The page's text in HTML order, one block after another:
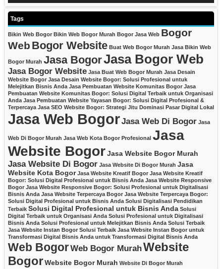
Tags
Bikin Web Bogor Bikin Web Bogor Murah Bogor Jasa Web Bogor
Web Bogor Website Buat Web Bogor Murah Jasa Bikin Web
Bogor Murah Jasa BogorJasa Bogor Web
Jasa Bogor Website Jasa Buat Web Bogor Murah Jasa Desain
Website Bogor Jasa Desain Website Bogor: Solusi Profesional untuk
Melejitkan Bisnis Anda Jasa Pembuatan Website Komunitas Bogor Jasa
Pembuatan Website Komunitas Bogor: Solusi Digital Terbaik untuk Organisasi
Anda Jasa Pembuatan Website Yayasan Bogor: Solusi Digital Profesional &
Terpercaya Jasa SEO Website Bogor: Strategi Jitu Dominasi Pasar Digital Lokal
Jasa Web BogorJasa Web Di Bogor Jasa
Web Di Bogor Murah Jasa Web Kota Bogor Profesional Jasa
Website BogorJasa Website Bogor Murah
Jasa Website Di Bogor Jasa Website Di Bogor Murah Jasa
Website Kota Bogor Jasa Website Kreatif Bogor Jasa Website Kreatif
Bogor: Solusi Digital Profesional untuk Bisnis Anda Jasa Website Responsive
Bogor Jasa Website Responsive Bogor: Solusi Profesional untuk Digitalisasi
Bisnis Anda Jasa Website Terpercaya Bogor Jasa Website Terpercaya Bogor:
Solusi Digital Profesional untuk Bisnis Anda Solusi Digitalisasi Pendidikan
Terbaik Solusi Digital Profesional untuk Bisnis Anda Solusi
Digital Terbaik untuk Organisasi Anda Solusi Profesional untuk Digitalisasi
Bisnis Anda Solusi Profesional untuk Melejitkan Bisnis Anda Solusi Terbaik
Jasa Website Instan Bogor Solusi Terbaik Jasa Website Instan Bogor untuk
Transformasi Digital Bisnis Anda untuk Transformasi Digital Bisnis Anda
Web BogorWeb Bogor MurahWebsite
BogorWebsite Bogor Murah Website Di Bogor Murah